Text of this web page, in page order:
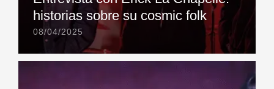
historias sobre su cosmic folk
08/04/2025